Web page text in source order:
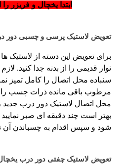
ابتدا یخچال و فریزر
تعویض لاستیک پرسی و چسبی دور
برای تعویض این دسته از لاستیک ها
نوار قدیمی را از بدنه جدا کنید.
سنباده محل اتصال را کامل تمیز
مرطوب باقی مانده ذرات چسب را
محل اتصال لاستیک دور درب جدید
بهتر است چند دقیقه ای صبر
شود و سپس اقدام به چسباندن آن
تعویض لاستیک چفتی دور درب یخچال